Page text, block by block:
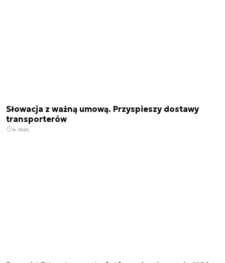
Słowacja z ważną umową. Przyspieszy dostawy
transporterów
4 min.